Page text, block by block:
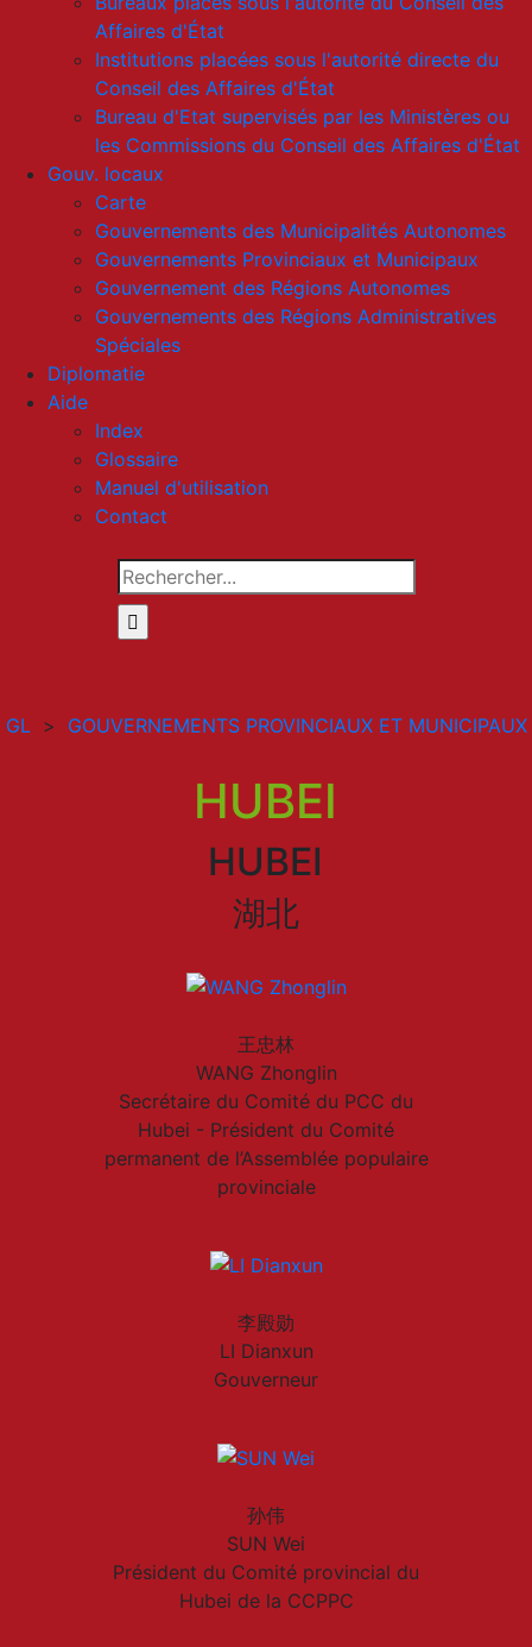
Affaires d'État
Institutions placées sous l'autorité directe du
Conseil des Affaires d'État
Bureau d'Etat supervisés par les Ministères ou
les Commissions du Conseil des Affaires d'État
Gouv. locaux
Carte
Gouvernements des Municipalités Autonomes
Gouvernements Provinciaux et Municipaux
Gouvernement des Régions Autonomes
Gouvernements des Régions Administratives
Spéciales
Diplomatie
Aide
Index
Glossaire
Manuel d'utilisation
Contact
Rechercher
GL > GOUVERNEMENTS PROVINCIAUX ET MUNICIPAUX
HUBEI
HUBEI
湖北
王忠林
WANG Zhonglin
Secrétaire du Comité du PCC du
Hubei - Président du Comité
permanent de l’Assemblée populaire
provinciale
李殿勋
LI Dianxun
Gouverneur
孙伟
SUN Wei
Président du Comité provincial du
Hubei de la CCPPC